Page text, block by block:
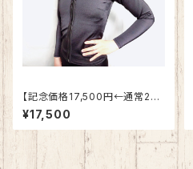
【記念価格17,500円←通常24.
500円】レディース用 保温水
着トップス S,M,Lサイズ
¥17,500